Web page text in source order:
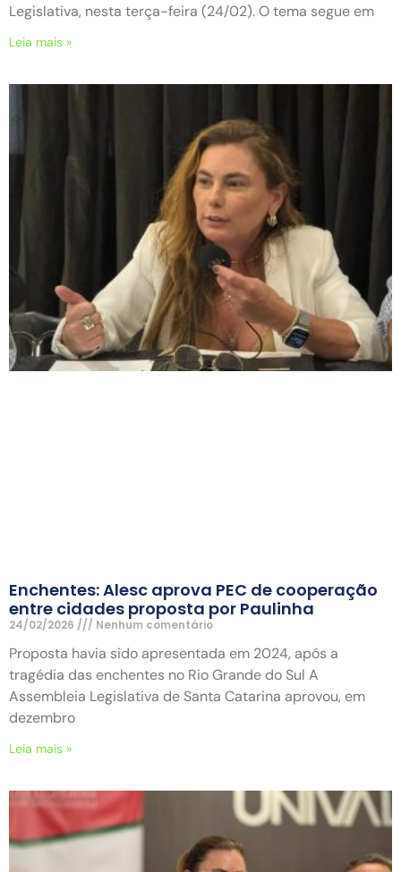
Legislativa, nesta terça-feira (24/02). O tema segue em
Leia mais »
Enchentes: Alesc aprova PEC de cooperação
entre cidades proposta por Paulinha
24/02/2026 Nenhum comentário
Proposta havia sido apresentada em 2024, após a
tragédia das enchentes no Rio Grande do Sul A
Assembleia Legislativa de Santa Catarina aprovou, em
dezembro
Leia mais »